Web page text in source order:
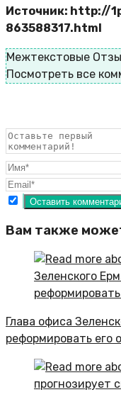
Источник: http://
863588317.html
Межтекстовые
Посмотреть все
Вам также
Глава офиса
реформировать его